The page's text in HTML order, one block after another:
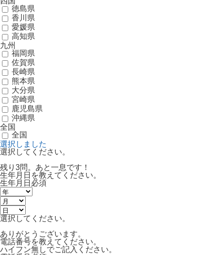
徳島県
香川県
愛媛県
高知県
九州
福岡県
佐賀県
長崎県
熊本県
大分県
宮崎県
鹿児島県
沖縄県
全国
全国
選択しました
選択してください。
残り3問。あと一息です！
生年月日を教えてください。
生年月日 必須
選択してください。
ありがとうございます。
電話番号を教えてください。
ハイフン無しでご記入ください。